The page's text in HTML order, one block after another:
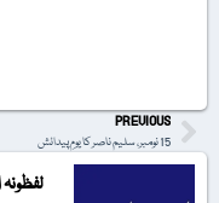
PREVIOUS
15 نومبر، سلیم ناصر کا یومِ پیدائش